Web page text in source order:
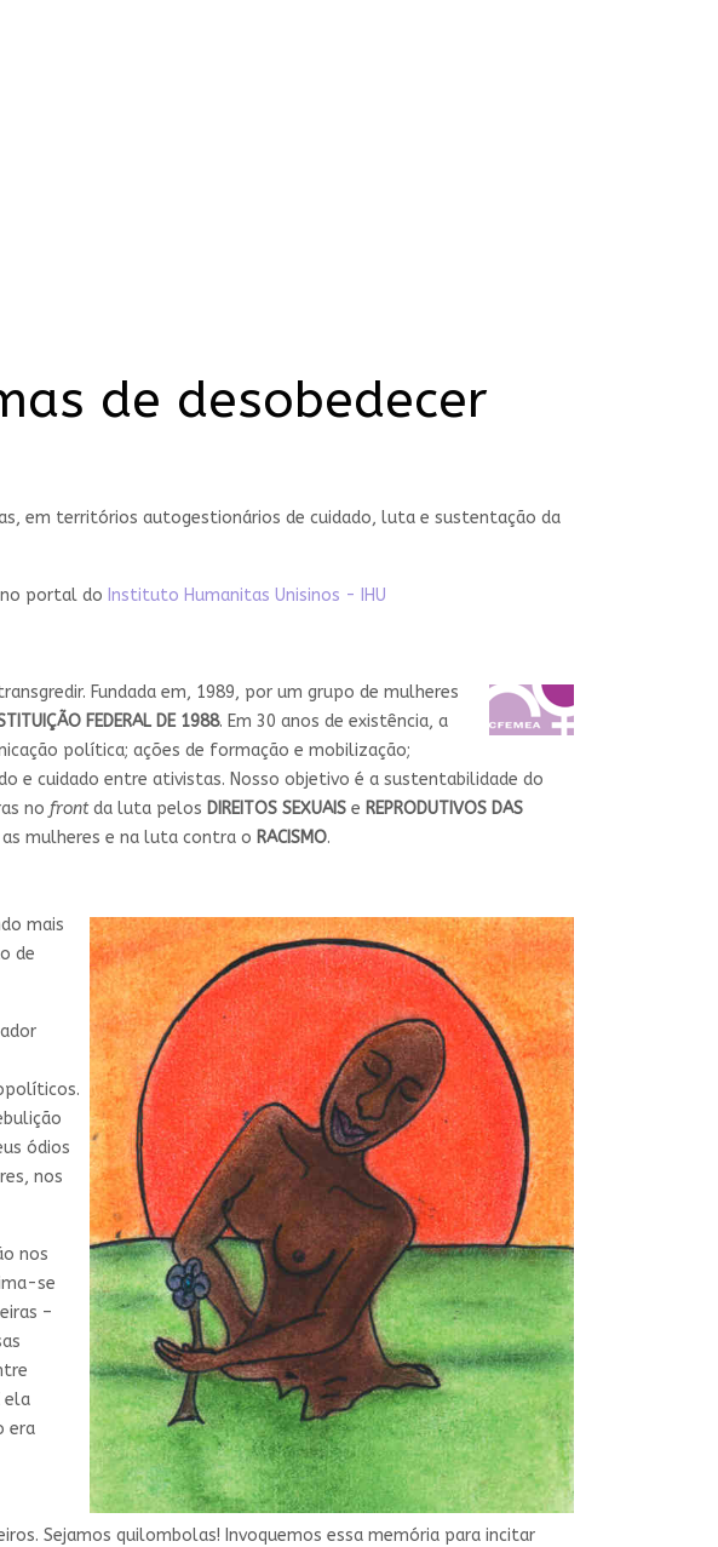
de desobedecer
em territórios autogestionários de cuidado, luta e sustentação da
portal do Instituto Humanitas Unisinos - IHU
Fundada em, 1989, por um grupo de mulheres
FEDERAL DE 1988. Em 30 anos de existência, a
política; ações de formação e mobilização;
e cuidado entre ativistas. Nosso objetivo é a sustentabilidade do
no frontda luta pelos DIREITOS SEXUAIS e REPRODUTIVOS DAS
mulheres e na luta contra o RACISMO.
mais
de
ódios
nos
nos
se
–
ela
era
Sejamos quilombolas! Invoquemos essa memória para incitar